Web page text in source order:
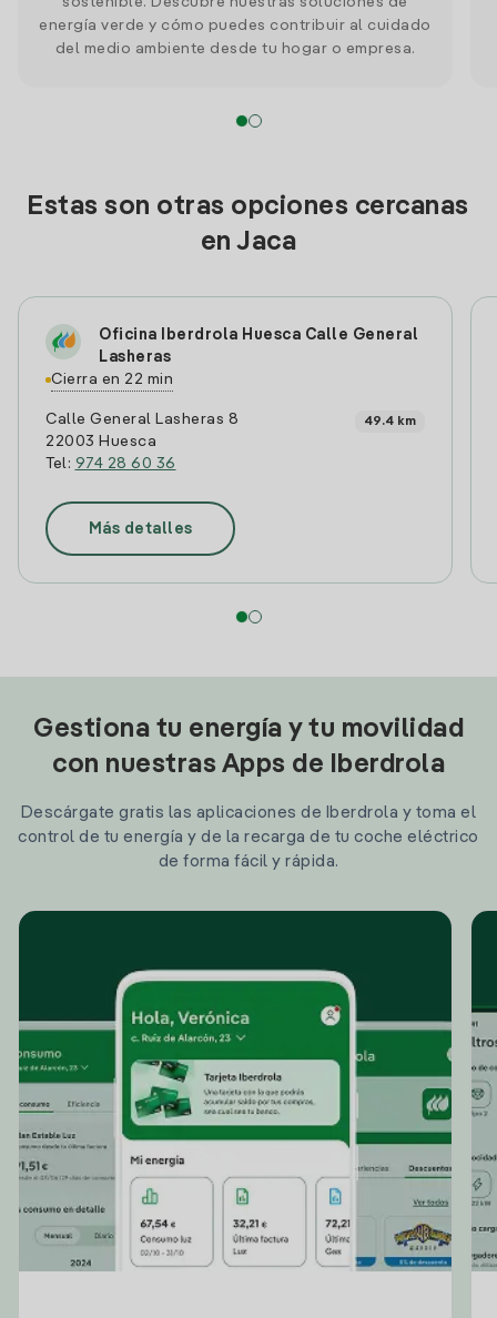
energía verde y cómo puedes contribuir al cuidado
del medio ambiente desde tu hogar o empresa.
Estas son otras opciones cercanas
en Jaca
Oficina Iberdrola Huesca Calle General
Lasheras
Cierra en 22 min
Calle General Lasheras 8
22003 Huesca
Tel: 974 28 60 36
49.4 km
Más detalles
Gestiona tu energía y tu movilidad
con nuestras Apps de Iberdrola
Descárgate gratis las aplicaciones de Iberdrola y toma el
control de tu energía y de la recarga de tu coche eléctrico
de forma fácil y rápida.